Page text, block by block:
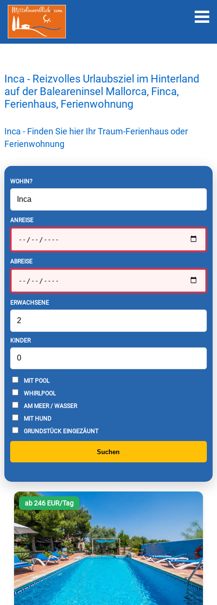
Inca - Reizvolles Urlaubsziel im Hinterland
auf der Baleareninsel Mallorca, Finca,
Ferienhaus, Ferienwohnung
Inca - Finden Sie hier Ihr Traum-Ferienhaus oder
Ferienwohnung
WOHIN?
ANREISE
ABREISE
ERWACHSENE
KINDER
MIT POOL
WHIRLPOOL
AM MEER / WASSER
MIT HUND
GRUNDSTÜCK EINGEZÄUNT
Suchen
ab 246 EUR/Tag